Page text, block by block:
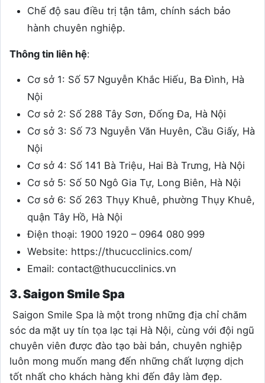
Chế độ sau điều trị tận tâm, chính sách bảo
hành chuyên nghiệp.
Thông tin liên hệ:
Cơ sở 1: Số 57 Nguyễn Khắc Hiếu, Ba Đình, Hà
Nội
Cơ sở 2: Số 288 Tây Sơn, Đống Đa, Hà Nội
Cơ sở 3: Số 73 Nguyễn Văn Huyên, Cầu Giấy, Hà
Nội
Cơ sở 4: Số 141 Bà Triệu, Hai Bà Trưng, Hà Nội
Cơ sở 5: Số 50 Ngô Gia Tự, Long Biên, Hà Nội
Cơ sở 6: Số 263 Thụy Khuê, phường Thụy Khuê,
quận Tây Hồ, Hà Nội
Điện thoại: 1900 1920 – 0964 080 999
Website: https://thucucclinics.com/
Email: contact@thucucclinics.vn
3. Saigon Smile Spa
Saigon Smile Spa là một trong những địa chỉ chăm
sóc da mặt uy tín tọa lạc tại Hà Nội, cùng với đội ngũ
chuyên viên được đào tạo bài bản, chuyên nghiệp
luôn mong muốn mang đến những chất lượng dịch
tốt nhất cho khách hàng khi đến đây làm đẹp.